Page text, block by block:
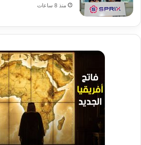
منذ 8 ساعات